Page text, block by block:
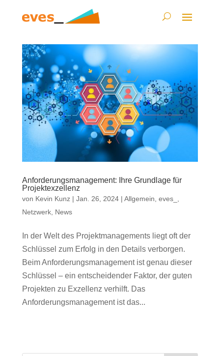
Anforderungsmanagement: Ihre Grundlage für
Projektexzellenz
von Kevin Kunz| Jan. 26, 2024| Allgemein eves_
Netzwerk, News
In der Welt des Projektmanagements liegt oft der
Schlüssel zum Erfolg in den Details verborgen.
Beim Anforderungsmanagement ist genau dieser
Schlüssel – ein entscheidender Faktor, der guten
Projekten zu Exzellenz verhilft. Das
Anforderungsmanagement ist das...